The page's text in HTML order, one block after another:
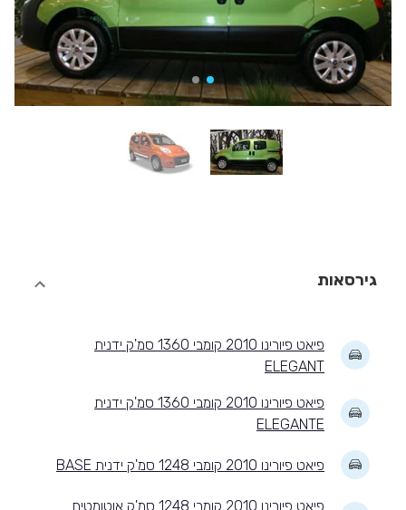
גירסאות
פיאט פיורינו 2010 קומבי 1360 סמ'ק ידנית
ELEGANT
פיאט פיורינו 2010 קומבי 1360 סמ'ק ידנית
ELEGANTE
פיאט פיורינו 2010 קומבי 1248 סמ'ק ידנית BASE
פיאט פיורינו 2010 קומבי 1248 סמ'ק אוטומטית